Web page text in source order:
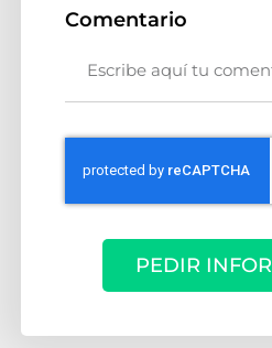
Comentario
PEDIR